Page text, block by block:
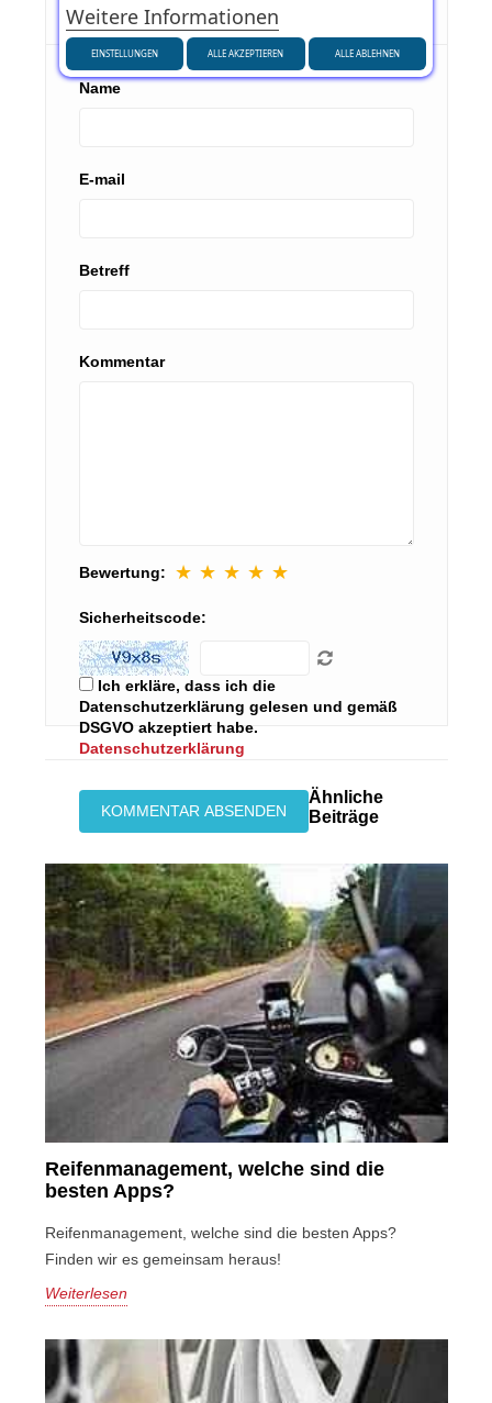
Name
E-mail
Betreff
Kommentar
Bewertung: ★ ★ ★ ★ ★
Sicherheitscode:
Ich erkläre, dass ich die
Datenschutzerklärung gelesen und gemäß
DSGVO akzeptiert habe.
Datenschutzerklärung
Ähnliche
Beiträge
Reifenmanagement, welche sind die
besten Apps?
Reifenmanagement, welche sind die besten Apps?
Finden wir es gemeinsam heraus!
Weiterlesen
Weitere Informationen
EINSTELLUNGEN ALLE ABLEHNEN
ALLE AKZEPTIEREN